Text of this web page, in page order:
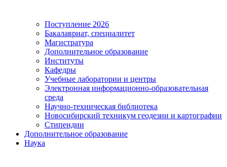
Поступление 2026
Бакалавриат, специалитет
Магистратура
Дополнительное образование
Институты
Кафедры
Учебные лаборатории и центры
Электронная информационно-образовательная
среда
Научно-техническая библиотека
Новосибирский техникум геодезии и картографии
Стипендии
Дополнительное образование
Наука